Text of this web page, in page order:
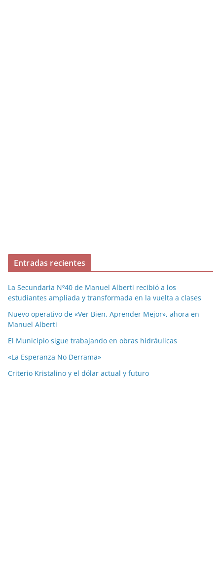
Entradas recientes
La Secundaria Nº40 de Manuel Alberti recibió a los
estudiantes ampliada y transformada en la vuelta a clases
Nuevo operativo de «Ver Bien, Aprender Mejor», ahora en
Manuel Alberti
El Municipio sigue trabajando en obras hidráulicas
«La Esperanza No Derrama»
Criterio Kristalino y el dólar actual y futuro